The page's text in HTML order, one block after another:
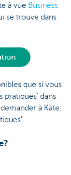
à vue Business
se trouve dans
que si vous
pratiques' dans
à Kate: